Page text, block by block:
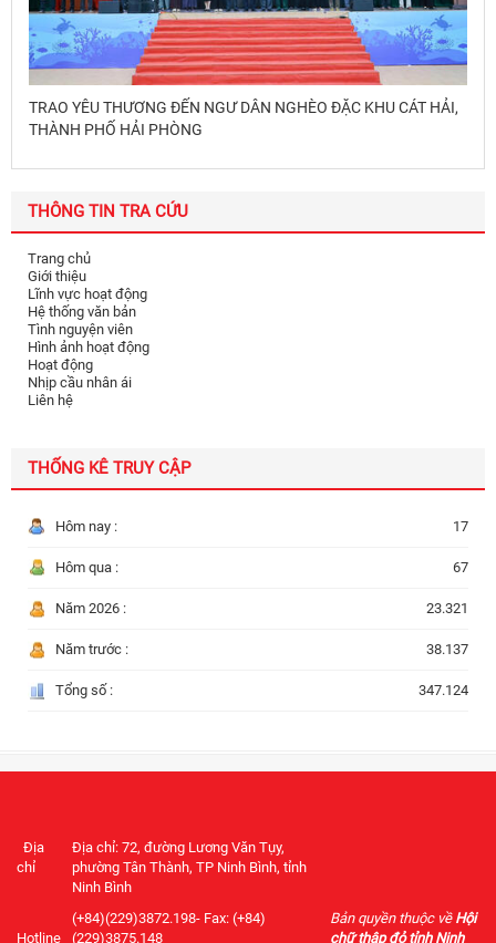
TRAO YÊU THƯƠNG ĐẾN NGƯ DÂN NGHÈO ĐẶC KHU CÁT HẢI,
THÀNH PHỐ HẢI PHÒNG
THÔNG TIN TRA CỨU
Trang chủ
Giới thiệu
Lĩnh vực hoạt động
Hệ thống văn bản
Tình nguyện viên
Hình ảnh hoạt động
Hoạt động
Nhịp cầu nhân ái
Liên hệ
THỐNG KÊ TRUY CẬP
Hôm nay : 17
Hôm qua : 67
Năm 2026 : 23.321
Năm trước : 38.137
Tổng số : 347.124
Địa
chỉ
Địa chỉ: 72, đường Lương Văn Tụy,
phường Tân Thành, TP Ninh Bình, tỉnh
Ninh Bình
Hotline
(+84)(229)3872.198- Fax: (+84)
(229)3875.148
Bản quyền thuộc về Hội
chữ thập đỏ tỉnh Ninh